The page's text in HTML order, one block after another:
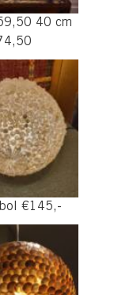
40 cm
€145,-